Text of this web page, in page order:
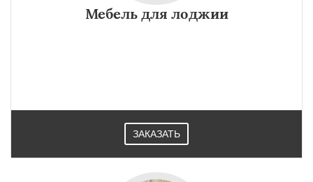
Мебель для лоджии
ЗАКАЗАТЬ